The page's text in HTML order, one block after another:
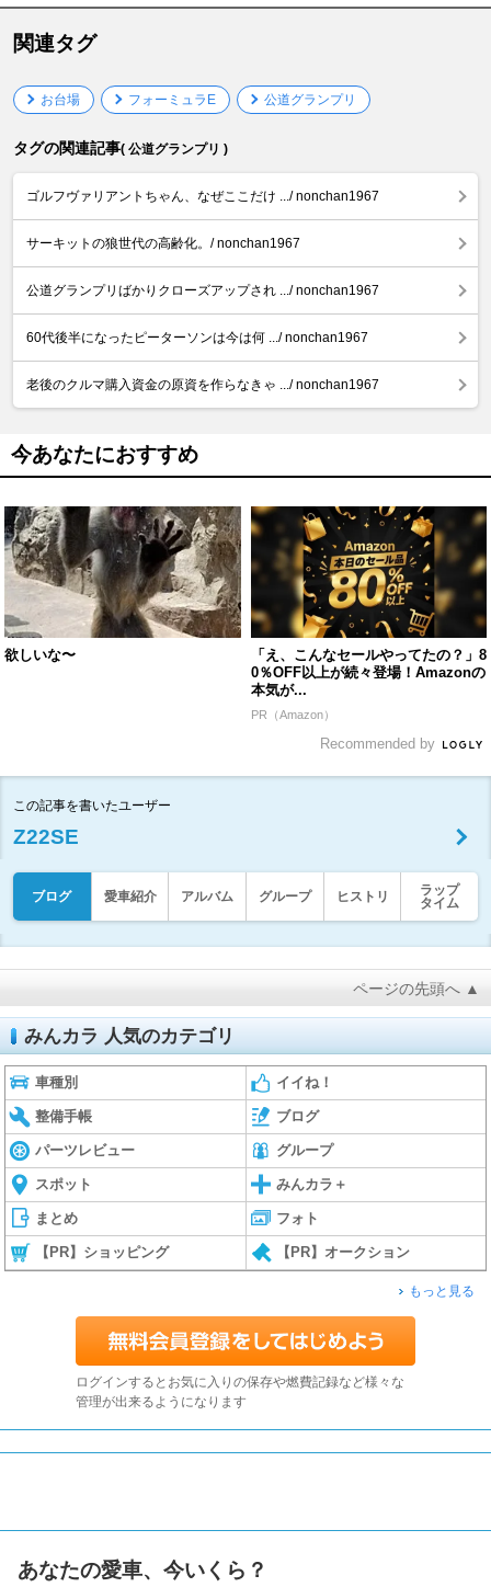
関連タグ
お台場 フォーミュラE 公道グランプリ
タグの関連記事( 公道グランプリ )
ゴルフヴァリアントちゃん、なぜここだけ .../ nonchan1967
サーキットの狼世代の高齢化。/ nonchan1967
公道グランプリばかりクローズアップされ .../ nonchan1967
60代後半になったピーターソンは今は何 .../ nonchan1967
老後のクルマ購入資金の原資を作らなきゃ .../ nonchan1967
今あなたにおすすめ
欲しいな〜
「え、こんなセールやってたの？」8
0％OFF以上が続々登場！Amazonの
本気が...
PR（Amazon）
Recommended by
この記事を書いたユーザー
Z22SE
ブログ 愛車紹介 アルバム グループ ヒストリ
ラップ
タイム
ページの先頭へ ▲
みんカラ 人気のカテゴリ
車種別 イイね！
整備手帳 ブログ
パーツレビュー グループ
スポット みんカラ＋
まとめ フォト
【PR】ショッピング 【PR】オークション
もっと見る
ログインするとお気に入りの保存や燃費記録など様々な
管理が出来るようになります
あなたの愛車、今いくら？